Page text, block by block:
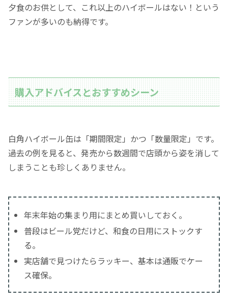
夕食のお供として、これ以上のハイボールはない！という
ファンが多いのも納得です。
購入アドバイスとおすすめシーン
白角ハイボール缶は「期間限定」かつ「数量限定」です。
過去の例を見ると、発売から数週間で店頭から姿を消して
しまうことも珍しくありません。
年末年始の集まり用にまとめ買いしておく。
普段はビール党だけど、和食の日用にストックす
る。
実店舗で見つけたらラッキー、基本は通販でケー
ス確保。